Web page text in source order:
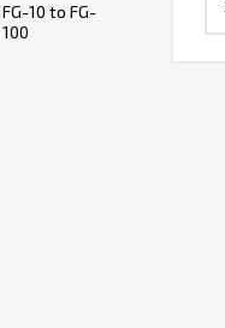
FG-10 to FG-
100